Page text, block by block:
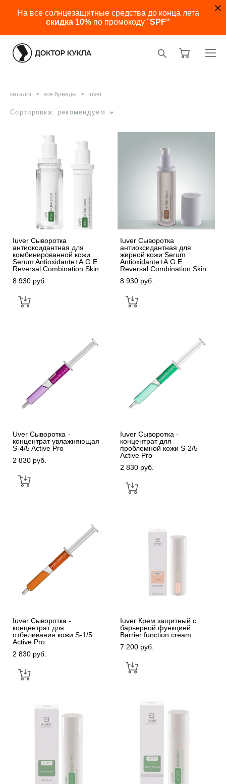
На все солнцезащитные средства до конца лета
скидка 10% по промокоду "SPF"
каталог > все бренды > iuver
Сортировка: рекомендуем
Iuver Сыворотка
антиоксидантная для
комбинированной кожи
Serum Antioxidante+A.G.E.
Reversal Combination Skin
8 930 pуб.
Iuver Сыворотка
антиоксидантная для
жирной кожи Serum
Antioxidante+A.G.E.
Reversal Combination Skin
8 930 pуб.
Uver Сыворотка -
концентрат увлажняющая
S-4/5 Active Pro
2 830 pуб.
Iuver Сыворотка -
концентрат для
проблемной кожи S-2/5
Active Pro
2 830 pуб.
Iuver Сыворотка -
концентрат для
отбеливания кожи S-1/5
Active Pro
2 830 pуб.
Iuver Крем защитный с
барьерной функцией
Barrier function cream
7 200 pуб.